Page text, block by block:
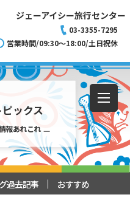
ジェーアイシー旅行センター
03-3355-7295
営業時間/09:30～18:00/土日祝休
ピックス
報あれこれ
過去記事 おすすめ